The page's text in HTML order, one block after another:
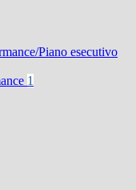
Piano esecutivo
1